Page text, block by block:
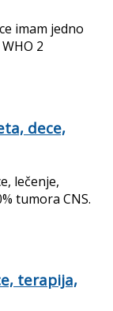
imam jedno
2
dece,
lečenje,
tumora CNS.
terapija,